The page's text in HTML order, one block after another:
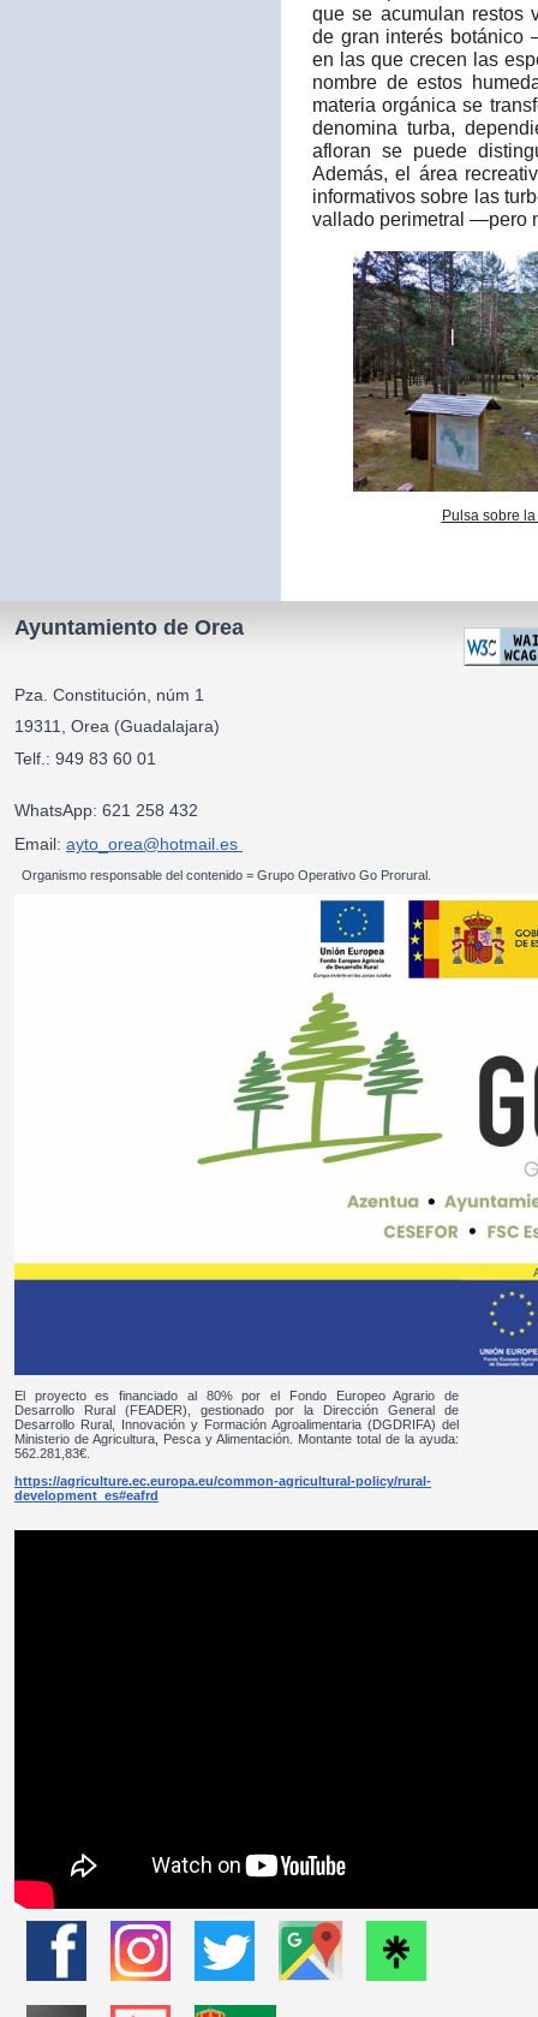
que se acumulan restos
de gran interés botánico
en las que crecen las
nombre de estos
materia orgánica se
denomina turba,
afloran se puede
Además, el área
informativos sobre las
vallado perimetral —pero
Pulsa sobre
Ayuntamiento de Orea
Pza. Constitución, núm 1
19311, Orea (Guadalajara)
Telf.: 949 83 60 01
WhatsApp: 621 258 432
Email: ayto_orea@hotmail.es
Organismo responsable del contenido = Grupo Operativo Go Prorural.
El proyecto es financiado al 80% por el Fondo Europeo Agrario de
Desarrollo Rural (FEADER), gestionado por la Dirección General de
Desarrollo Rural, Innovación y Formación Agroalimentaria (DGDRIFA) del
Ministerio de Agricultura, Pesca y Alimentación. Montante total de la ayuda:
562.281,83€.
https://agriculture.ec.europa.eu/common-agricultural-policy/rural-
development_es#eafrd